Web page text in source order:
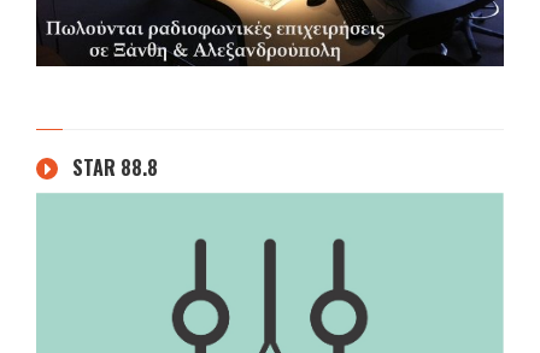
STAR 88.8